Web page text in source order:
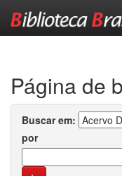
Página de
Buscar em:
por